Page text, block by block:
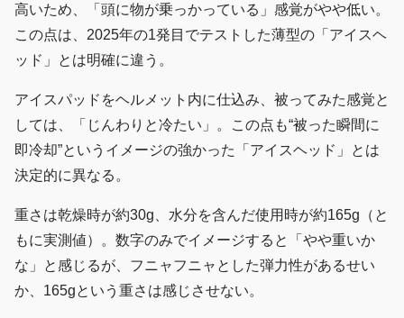
高いため、「頭に物が乗っかっている」感覚がやや低い。
この点は、2025年の1発目でテストした薄型の「アイスヘ
ッド」とは明確に違う。
アイスパッドをヘルメット内に仕込み、被ってみた感覚と
しては、「じんわりと冷たい」。この点も“被った瞬間に
即冷却”というイメージの強かった「アイスヘッド」とは
決定的に異なる。
重さは乾燥時が約30g、水分を含んだ使用時が約165g（と
もに実測値）。数字のみでイメージすると「やや重いか
な」と感じるが、フニャフニャとした弾力性があるせい
か、165gという重さは感じさせない。